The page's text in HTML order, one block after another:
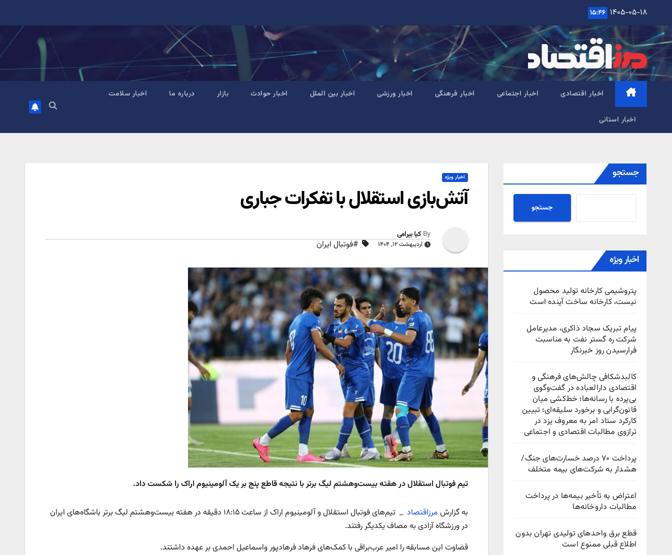
content
۱۴۰۵-۰۵-۱۸ ۱۵:۴۶
اخبار اقتصادی اخبار اجتماعی اخبار فرهنگی اخبار ورزشی اخبار بین الملل اخبار حوادث بازار درباره ما اخبار سلامت
اخبار استانی
جستجو
جستجو
اخبار ویژه
پتروشیمی کارخانه تولید محصول
نیست، کارخانه ساخت آینده است
پیام تبریک سجاد ذاکری، مدیرعامل
شرکت ره‌ گستر نفت به مناسبت
فرارسیدن روز خبرنگار
کالبدشکافی چالش‌های فرهنگی و
اقتصادی دارالعباده در گفت‌وگوی
بی‌پرده با رسانه‌ها؛ خط‌کشی میان
قانون‌گرایی و برخورد سلیقه‌ای؛ تبیین
کارکرد ستاد امر به معروف یزد در
ترازوی مطالبات اقتصادی و اجتماعی
پرداخت ۷۰ درصد خسارت‌های جنگ/
هشدار به شرکت‌های بیمه متخلف
اعتراض به تأخیر بیمه‌ها در پرداخت
مطالبات داروخانه‌ها
قطع برق واحدهای تولیدی تهران بدون
اطلاع قبلی ممنوع است
اخبار ویژه
آتش‌بازی استقلال با تفکرات جباری
By کیا بیرامی
اردیبهشت ۱۲, ۱۴۰۴ #فوتبال ایران
تیم فوتبال استقلال در هقته بیست‌وهشتم لیگ برتر با نتیجه قاطع پنج بر یک آلومینیوم اراک را شکست داد.
به گزارش مرزاقتصاد
_ تیم‌های فوتبال استقلال و آلومینیوم اراک از ساعت ۱۸:۱۵ دقیقه در هفته بیست‌وهشتم لیگ برتر باشگاه‌های ایران
در ورزشگاه آزادی به مصاف یکدیگر رفتند.
قضاوت این مسابقه را امیر عرب‌براقی با کمک‌های فرهاد فرهادپور واسماعیل احمدی بر عهده داشتند.